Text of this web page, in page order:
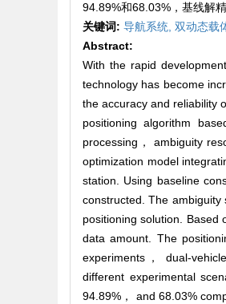
94.89%和68.03%，基线解
关键词: 导航系统, 双动态载
Abstract:
With the rapid
technology has become
the accuracy and reliability
positioning algorithm
processing， ambiguity
optimization model
station. Using baseline
constructed. The
positioning solution. Based
data amount. The
experiments， dual-
different experimental
94.89%， and 68.03%